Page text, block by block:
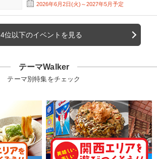
2026年6月2日(火)～2027年5月予定
4位以下のイベントを見る
テーマWalker
テーマ別特集をチェック